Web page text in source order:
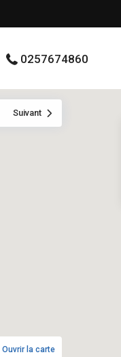
0257674860
Ouvrir la carte
Suivant